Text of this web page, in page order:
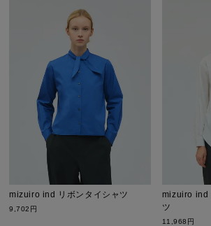
mizuiro ind リボンタイシャツ
9,702円
mizuiro ind
ツ
11,968円